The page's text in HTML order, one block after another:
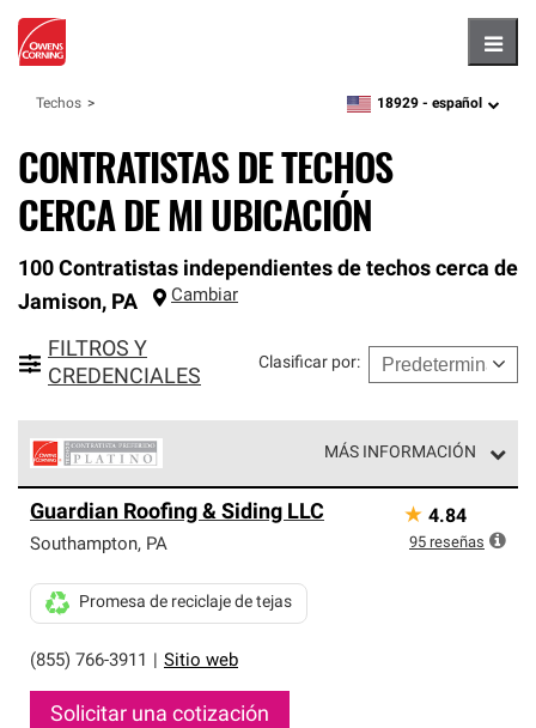
Techos zipcode,language
18929 - español
CONTRATISTAS DE TECHOS
CERCA DE MI UBICACIÓN
100 Contratistas independientes de techos cerca de
Jamison, PA Cambiar
FILTROS Y
CREDENCIALES
Clasificar por:
MÁS INFORMACIÓN
Corning constituyen el nivel superior de nuestra red
exclusiva y cumplen con estándares estrictos de
Solo ellos pueden ofrecer nuestra mejor garantía de
sistemas de techos.
Guardian Roofing & Siding LLC
Southampton, PA
(855) 766-3911 Sitio web
Promesa de reciclaje de tejas
Solicitar una cotización
★ 4.84
95 reseñas